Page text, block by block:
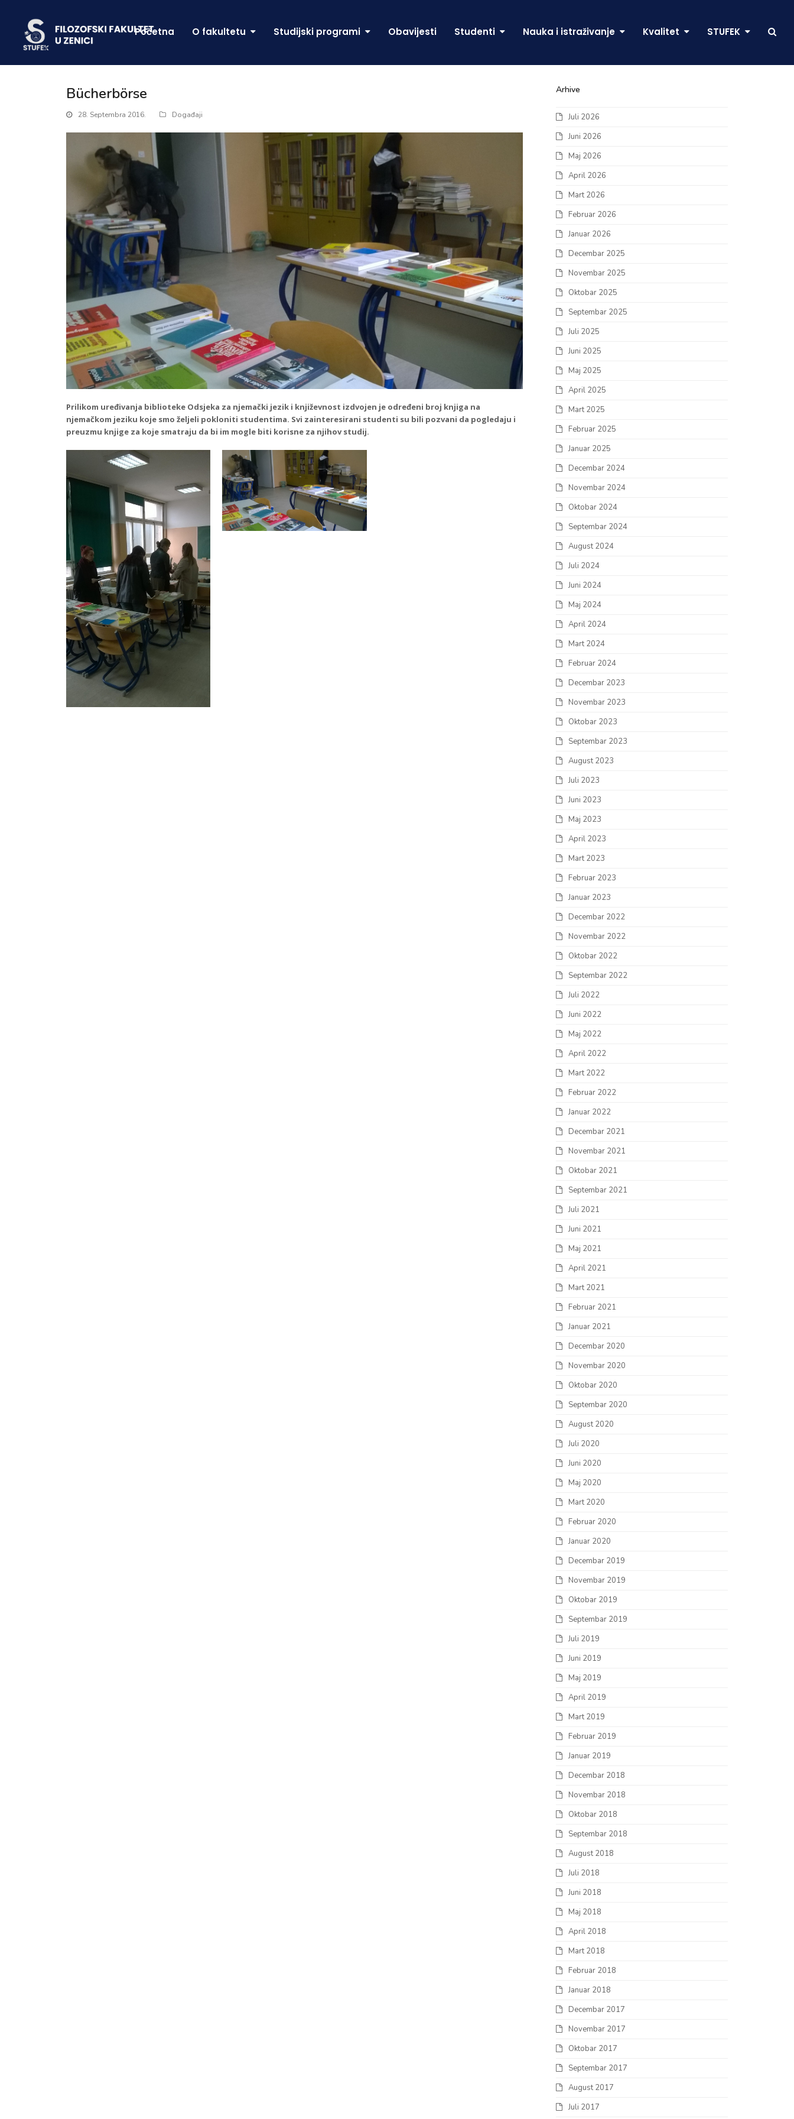
Početna O fakultetu Studijski programi Obavijesti Studenti Nauka i istraživanje Kvalitet STUFEK
Bücherbörse
28. Septembra 2016. Događaji
Prilikom uređivanja biblioteke Odsjeka za njemački jezik i književnost izdvojen je određeni broj knjiga na
njemačkom jeziku koje smo željeli pokloniti studentima. Svi zainteresirani studenti su bili pozvani da pogledaju i
preuzmu knjige za koje smatraju da bi im mogle biti korisne za njihov studij.
Arhive
Juli 2026
Juni 2026
Maj 2026
April 2026
Mart 2026
Februar 2026
Januar 2026
Decembar 2025
Novembar 2025
Oktobar 2025
Septembar 2025
Juli 2025
Juni 2025
Maj 2025
April 2025
Mart 2025
Februar 2025
Januar 2025
Decembar 2024
Novembar 2024
Oktobar 2024
Septembar 2024
August 2024
Juli 2024
Juni 2024
Maj 2024
April 2024
Mart 2024
Februar 2024
Decembar 2023
Novembar 2023
Oktobar 2023
Septembar 2023
August 2023
Juli 2023
Juni 2023
Maj 2023
April 2023
Mart 2023
Februar 2023
Januar 2023
Decembar 2022
Novembar 2022
Oktobar 2022
Septembar 2022
Juli 2022
Juni 2022
Maj 2022
April 2022
Mart 2022
Februar 2022
Januar 2022
Decembar 2021
Novembar 2021
Oktobar 2021
Septembar 2021
Juli 2021
Juni 2021
Maj 2021
April 2021
Mart 2021
Februar 2021
Januar 2021
Decembar 2020
Novembar 2020
Oktobar 2020
Septembar 2020
August 2020
Juli 2020
Juni 2020
Maj 2020
Mart 2020
Februar 2020
Januar 2020
Decembar 2019
Novembar 2019
Oktobar 2019
Septembar 2019
Juli 2019
Juni 2019
Maj 2019
April 2019
Mart 2019
Februar 2019
Januar 2019
Decembar 2018
Novembar 2018
Oktobar 2018
Septembar 2018
August 2018
Juli 2018
Juni 2018
Maj 2018
April 2018
Mart 2018
Februar 2018
Januar 2018
Decembar 2017
Novembar 2017
Oktobar 2017
Septembar 2017
August 2017
Juli 2017